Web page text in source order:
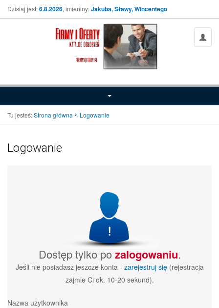
Dzisiaj jest:6.8.2026, imieniny:Jakuba, Sławy, Wincentego
Tu jesteś:Strona główna Logowanie
Logowanie
Dostęp tylko pozalogowaniu.
Jeśli nie posiadasz jeszcze konta - zarejestruj się(rejestracja
zajmie Ci ok. 10-20 sekund).
Nazwa użytkownika